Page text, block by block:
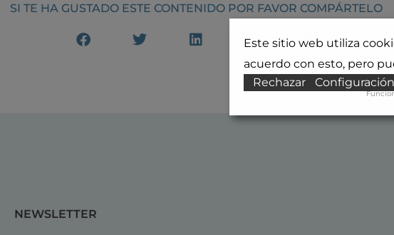
SI TE HA GUSTADO ESTE CONTENIDO POR FAVOR COMPÁRTELO
NEWSLETTER
Este sitio web utiliza
acuerdo con esto, pero
Rechazar